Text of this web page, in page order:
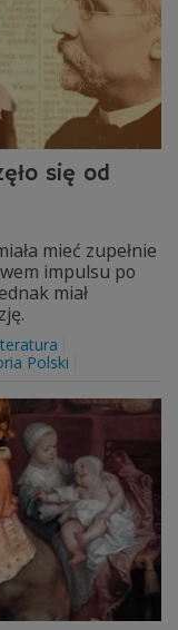
się od
mieć zupełnie
impulsu po
miał
Polski